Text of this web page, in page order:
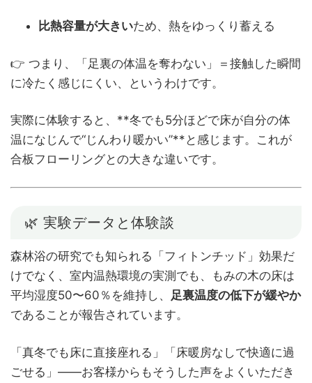
比熱容量が大きいため、熱をゆっくり蓄える
👉 つまり、「足裏の体温を奪わない」＝接触した瞬間
に冷たく感じにくい、というわけです。
実際に体験すると、**冬でも5分ほどで床が自分の体
温になじんで“じんわり暖かい”**と感じます。これが
合板フローリングとの大きな違いです。
🌿 実験データと体験談
森林浴の研究でも知られる「フィトンチッド」効果だ
けでなく、室内温熱環境の実測でも、もみの木の床は
平均湿度50〜60％を維持し、 足裏温度の低下が緩やか
であることが報告されています。
「真冬でも床に直接座れる」「床暖房なしで快適に過
ごせる」――お客様からもそうした声をよくいただき